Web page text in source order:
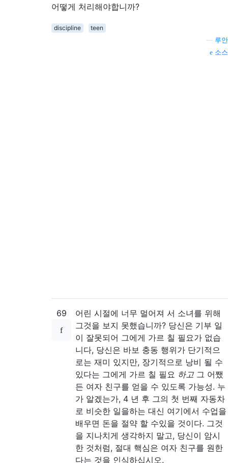
어떻게 처리해야합니까?
discipline
teen
루안
소스
69
어린 시절에 너무 멀어져 서 소녀를 위해
그것을 보지 못했습니까? 당신은 기부 일
이 잘못되어 그에게 가르 칠 필요가 없습
니다, 당신은 바보 충동 행위가 단기적으
로는 재미 있지만, 장기적으로 낭비 될 수
있다는 그에게 가르 칠 필요 하고 그 어쨌
든 여자 친구를 얻을 수 있도록 가능성. 누
가 알겠는가, 4 년 후 그의 첫 번째 자동차
로 비슷한 일을하는 대신 여기에서 수업을
배우면 돈을 절약 할 수있을 것이다. 그것
을 지나치게 생각하지 말고, 당신이 암시
한 것처럼, 절대 핵심은 여자 친구를 원한
다는 것을 인식하십시오.